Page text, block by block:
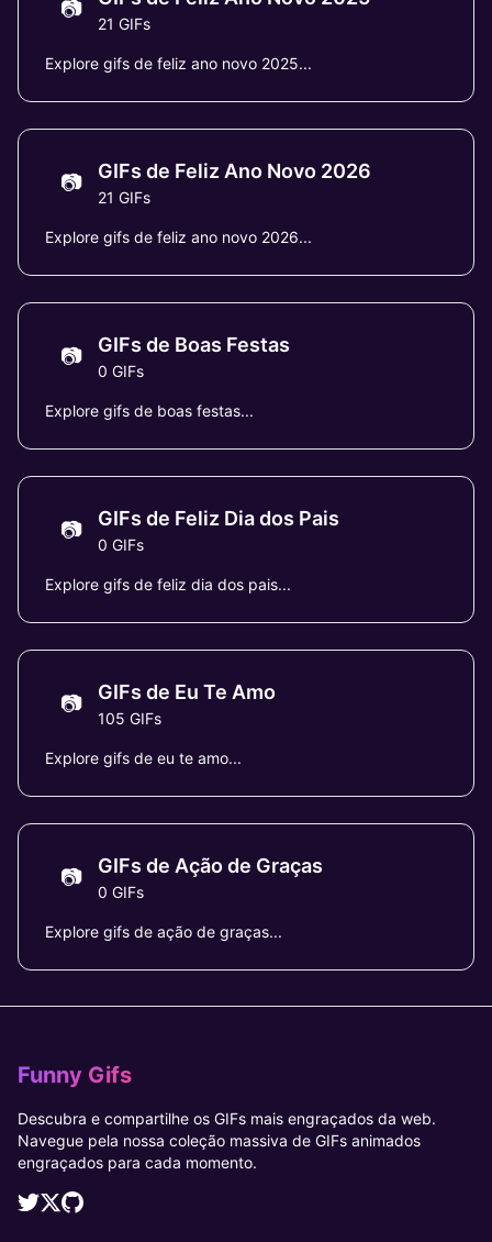
📷
21 GIFs
Explore gifs de feliz ano novo 2025...
📷 GIFs de Feliz Ano Novo 2026
21 GIFs
Explore gifs de feliz ano novo 2026...
📷 GIFs de Boas Festas
0 GIFs
Explore gifs de boas festas...
📷 GIFs de Feliz Dia dos Pais
0 GIFs
Explore gifs de feliz dia dos pais...
📷 GIFs de Eu Te Amo
105 GIFs
Explore gifs de eu te amo...
📷 GIFs de Ação de Graças
0 GIFs
Explore gifs de ação de graças...
Funny Gifs
Descubra e compartilhe os GIFs mais engraçados da web.
Navegue pela nossa coleção massiva de GIFs animados
engraçados para cada momento.